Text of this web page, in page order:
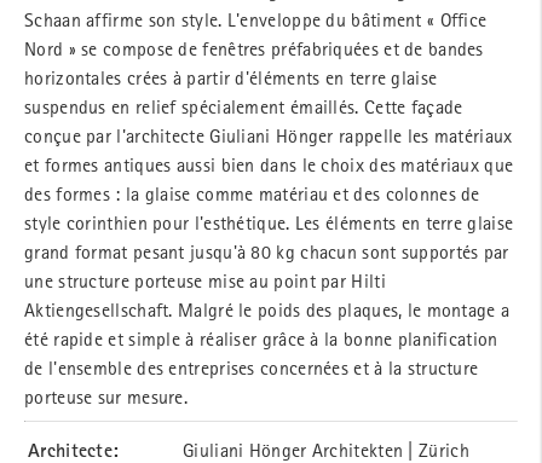
Schaan affirme son style. L'enveloppe du bâtiment « Office
Nord » se compose de fenêtres préfabriquées et de bandes
horizontales crées à partir d'éléments en terre glaise
suspendus en relief spécialement émaillés. Cette façade
conçue par l'architecte Giuliani Hönger rappelle les matériaux
et formes antiques aussi bien dans le choix des matériaux que
des formes : la glaise comme matériau et des colonnes de
style corinthien pour l'esthétique. Les éléments en terre glaise
grand format pesant jusqu'à 80 kg chacun sont supportés par
une structure porteuse mise au point par Hilti
Aktiengesellschaft. Malgré le poids des plaques, le montage a
été rapide et simple à réaliser grâce à la bonne planification
de l'ensemble des entreprises concernées et à la structure
porteuse sur mesure.
Architecte: Giuliani Hönger Architekten | Zürich